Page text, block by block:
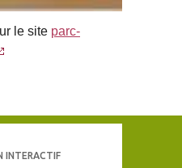
le site parc-
INTERACTIF